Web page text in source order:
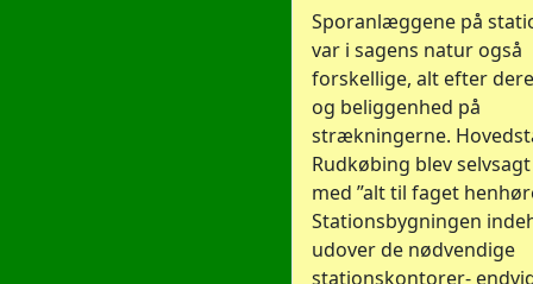
Sporanlæggene på
var i sagens natur også
forskellige, alt efter
og beliggenhed på
strækningerne.
Rudkøbing blev
med ”alt til faget
Stationsbygningen
udover de nødvendige
stationskontorer-